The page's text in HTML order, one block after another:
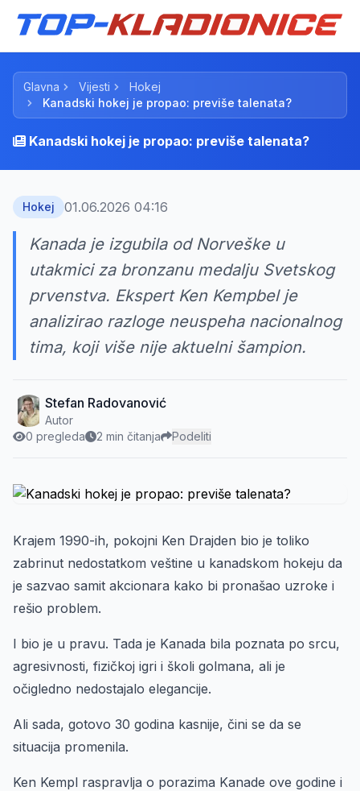
Glavna Vijesti
Hokej
Kanadski hokej je propao: previše talenata?
Kanadski hokej je propao: previše talenata?
Hokej 01.06.2026 04:16
Kanada je izgubila od Norveške u
utakmici za bronzanu medalju Svetskog
prvenstva. Ekspert Ken Kempbel je
analizirao razloge neuspeha nacionalnog
tima, koji više nije aktuelni šampion.
Stefan Radovanović
Autor
0 pregleda
2 min čitanja Podeliti
Krajem 1990-ih, pokojni Ken Drajden bio je toliko
zabrinut nedostatkom veštine u kanadskom hokeju da
je sazvao samit akcionara kako bi pronašao uzroke i
rešio problem.
I bio je u pravu. Tada je Kanada bila poznata po srcu,
agresivnosti, fizičkoj igri i školi golmana, ali je
očigledno nedostajalo elegancije.
Ali sada, gotovo 30 godina kasnije, čini se da se
situacija promenila.
Ken Kempl raspravlja o porazima Kanade ove godine i